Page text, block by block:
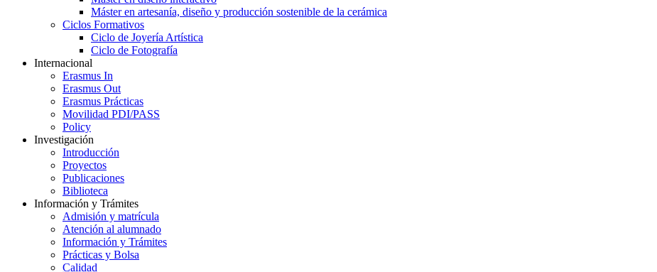
Máster en artesanía, diseño y producción sostenible de la cerámica
Ciclos Formativos
Ciclo de Joyería Artística
Ciclo de Fotografía
Internacional
Erasmus In
Erasmus Out
Erasmus Prácticas
Movilidad PDI/PASS
Policy
Investigación
Introducción
Proyectos
Publicaciones
Biblioteca
Información y Trámites
Admisión y matrícula
Atención al alumnado
Información y Trámites
Prácticas y Bolsa
Calidad